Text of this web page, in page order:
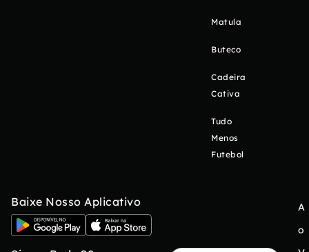
Matula
Buteco
Cadeira
Cativa
Tudo
Menos
Futebol
Baixe Nosso Aplicativo
A
o